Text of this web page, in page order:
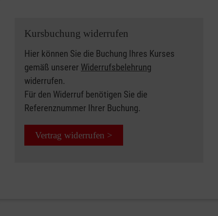
Kursbuchung widerrufen
Hier können Sie die Buchung Ihres Kurses
gemäß unserer Widerrufsbelehrung
widerrufen.
Für den Widerruf benötigen Sie die
Referenznummer Ihrer Buchung.
Vertrag widerrufen >